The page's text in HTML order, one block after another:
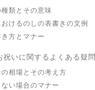
類とその意味
けるのしの表書きの文例
方とマナー
祝いに関するよくある疑問
相場とその考え方
い場合のマナー